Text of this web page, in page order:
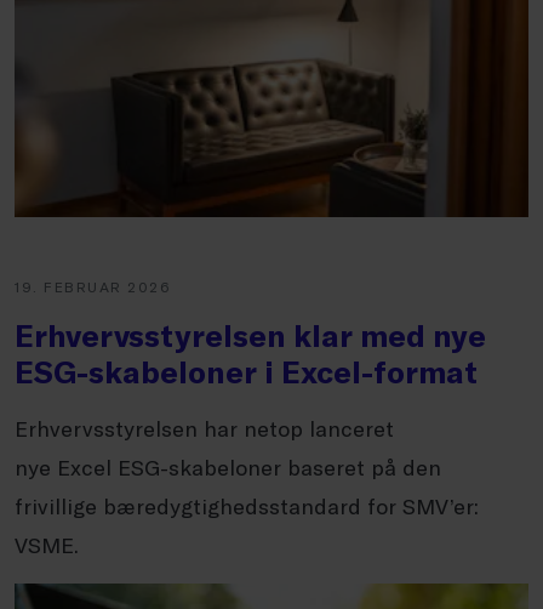
19. FEBRUAR 2026
Erhvervsstyrelsen klar med nye
ESG-skabeloner i Excel-format
Erhvervsstyrelsen har netop lanceret
nye Excel ESG-skabeloner baseret på den
frivillige bæredygtighedsstandard for SMV’er:
VSME.